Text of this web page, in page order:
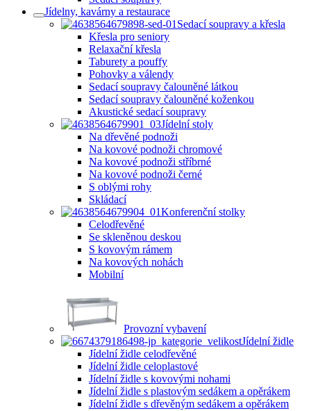
Jídelny, kavárny a restaurace
Sedací soupravy a křesla
Křesla pro seniory
Relaxační křesla
Taburety a pouffy
Pohovky a válendy
Sedací soupravy čalouněné látkou
Sedací soupravy čalouněné koženkou
Akustické sedací soupravy
Jídelní stoly
Na dřevěné podnoži
Na kovové podnoži chromové
Na kovové podnoži stříbrné
Na kovové podnoži černé
S oblými rohy
Skládací
Konferenční stolky
Celodřevěné
Se skleněnou deskou
S kovovým rámem
Na kovových nohách
Mobilní
Provozní vybavení
Jídelní židle
Jídelní židle celodřevěné
Jídelní židle celoplastové
Jídelní židle s kovovými nohami
Jídelní židle s plastovým sedákem a opěrákem
Jídelní židle s dřevěným sedákem a opěrákem